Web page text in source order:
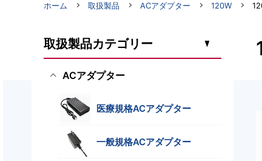
ホーム 取扱製品 ACアダプター 120W
取扱製品カテゴリー
ACアダプター
医療規格ACアダプター
一般規格ACアダプター